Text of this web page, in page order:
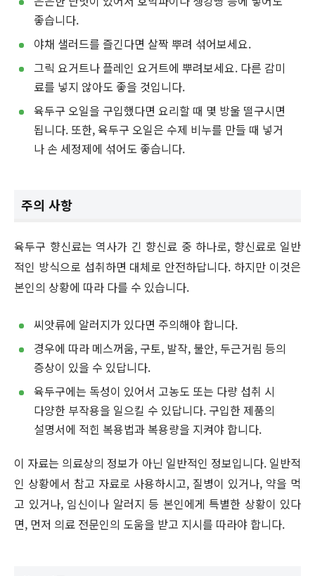
좋습니다.
야채 샐러드를 즐긴다면 살짝 뿌려 섞어보세요.
그릭 요거트나 플레인 요거트에 뿌려보세요. 다른 감미
료를 넣지 않아도 좋을 것입니다.
육두구 오일을 구입했다면 요리할 때 몇 방울 떨구시면
됩니다. 또한, 육두구 오일은 수제 비누를 만들 때 넣거
나 손 세정제에 섞어도 좋습니다.
주의 사항
육두구 향신료는 역사가 긴 향신료 중 하나로, 향신료로 일반
적인 방식으로 섭취하면 대체로 안전하답니다. 하지만 이것은
본인의 상황에 따라 다를 수 있습니다.
씨앗류에 알러지가 있다면 주의해야 합니다.
경우에 따라 메스꺼움, 구토, 발작, 불안, 두근거림 등의
증상이 있을 수 있답니다.
육두구에는 독성이 있어서 고농도 또는 다량 섭취 시
다양한 부작용을 일으킬 수 있답니다. 구입한 제품의
설명서에 적힌 복용법과 복용량을 지켜야 합니다.
이 자료는 의료상의 정보가 아닌 일반적인 정보입니다. 일반적
인 상황에서 참고 자료로 사용하시고, 질병이 있거나, 약을 먹
고 있거나, 임신이나 알러지 등 본인에게 특별한 상황이 있다
면, 먼저 의료 전문인의 도움을 받고 지시를 따라야 합니다.